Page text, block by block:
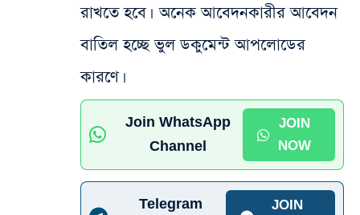
রাখতে হবে। অনেক আবেদনকারীর আবেদন
বাতিল হচ্ছে ভুল ডকুমেন্ট আপলোডের
কারণে।
Join WhatsApp
Channel
JOIN
NOW
Telegram
JOIN